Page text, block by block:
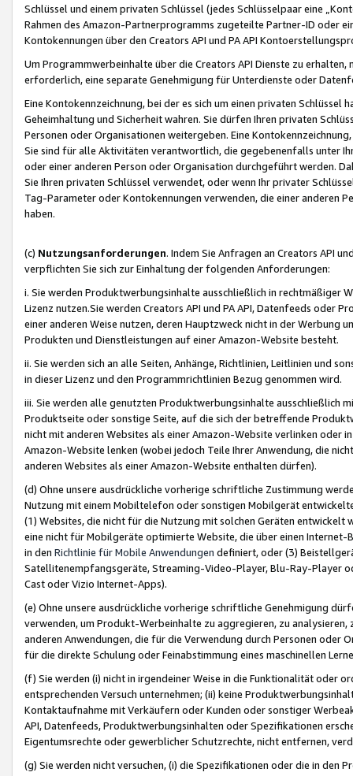
Schlüssel und einem privaten Schlüssel (jedes Schlüsselpaar eine
Rahmen des Amazon-Partnerprogramms zugeteilte Partner-ID oder
Kontokennungen über den Creators API und PA API
Um Programmwerbeinhalte über die Creators API Dienste zu
erforderlich, eine separate Genehmigung für Unterdienste oder
Eine Kontokennzeichnung, bei der es sich um einen privaten
Geheimhaltung und Sicherheit wahren. Sie dürfen Ihren privaten
Personen oder Organisationen weitergeben. Eine
Sie sind für alle Aktivitäten verantwortlich, die gegebenenfalls unter
oder einer anderen Person oder Organisation durchgeführt werden.
Sie Ihren privaten Schlüssel verwendet, oder wenn Ihr privater
Tag-Parameter oder Kontokennungen verwenden, die einer anderen
haben.
(c) Nutzungsanforderungen. Indem Sie Anfragen an Creators API
verpflichten Sie sich zur Einhaltung der folgenden Anforderungen:
i. Sie werden Produktwerbungsinhalte ausschließlich in rechtmäßiger
Lizenz nutzen.Sie werden Creators API und PA API, Datenfeeds oder
einer anderen Weise nutzen, deren Hauptzweck nicht in der Werbung
Produkten und Dienstleistungen auf einer Amazon-Website besteht.
ii. Sie werden sich an alle Seiten, Anhänge, Richtlinien, Leitlinien und
in dieser Lizenz und den Programmrichtlinien Bezug genommen wird.
iii. Sie werden alle genutzten Produktwerbungsinhalte ausschließlich
Produktseite oder sonstige Seite, auf die sich der betreffende
nicht mit anderen Websites als einer Amazon-Website verlinken oder
Amazon-Website lenken (wobei jedoch Teile Ihrer Anwendung, die
anderen Websites als einer Amazon-Website enthalten dürfen).
(d) Ohne unsere ausdrückliche vorherige schriftliche Zustimmung
Nutzung mit einem Mobiltelefon oder sonstigen Mobilgerät
(1) Websites, die nicht für die Nutzung mit solchen Geräten
eine nicht für Mobilgeräte optimierte Website, die über einen
in den Richtlinie für Mobile Anwendungen definiert, oder (3)
Satellitenempfangsgeräte, Streaming-Video-Player, Blu-Ray-Player
Cast oder Vizio Internet-Apps).
(e) Ohne unsere ausdrückliche vorherige schriftliche Genehmigung
verwenden, um Produkt-Werbeinhalte zu aggregieren, zu
anderen Anwendungen, die für die Verwendung durch Personen
für die direkte Schulung oder Feinabstimmung eines maschinellen
(f) Sie werden (i) nicht in irgendeiner Weise in die Funktionalität oder
entsprechenden Versuch unternehmen; (ii) keine
Kontaktaufnahme mit Verkäufern oder Kunden oder sonstiger
API, Datenfeeds, Produktwerbungsinhalten oder Spezifikationen
Eigentumsrechte oder gewerblicher Schutzrechte, nicht entfernen,
(g) Sie werden nicht versuchen, (i) die Spezifikationen oder die in